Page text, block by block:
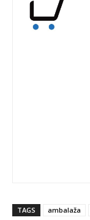
TAGS ambalaža